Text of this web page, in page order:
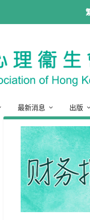
最新消息 出版